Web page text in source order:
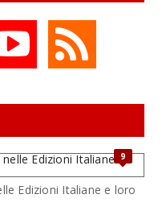
9
Edizioni Italiane e loro